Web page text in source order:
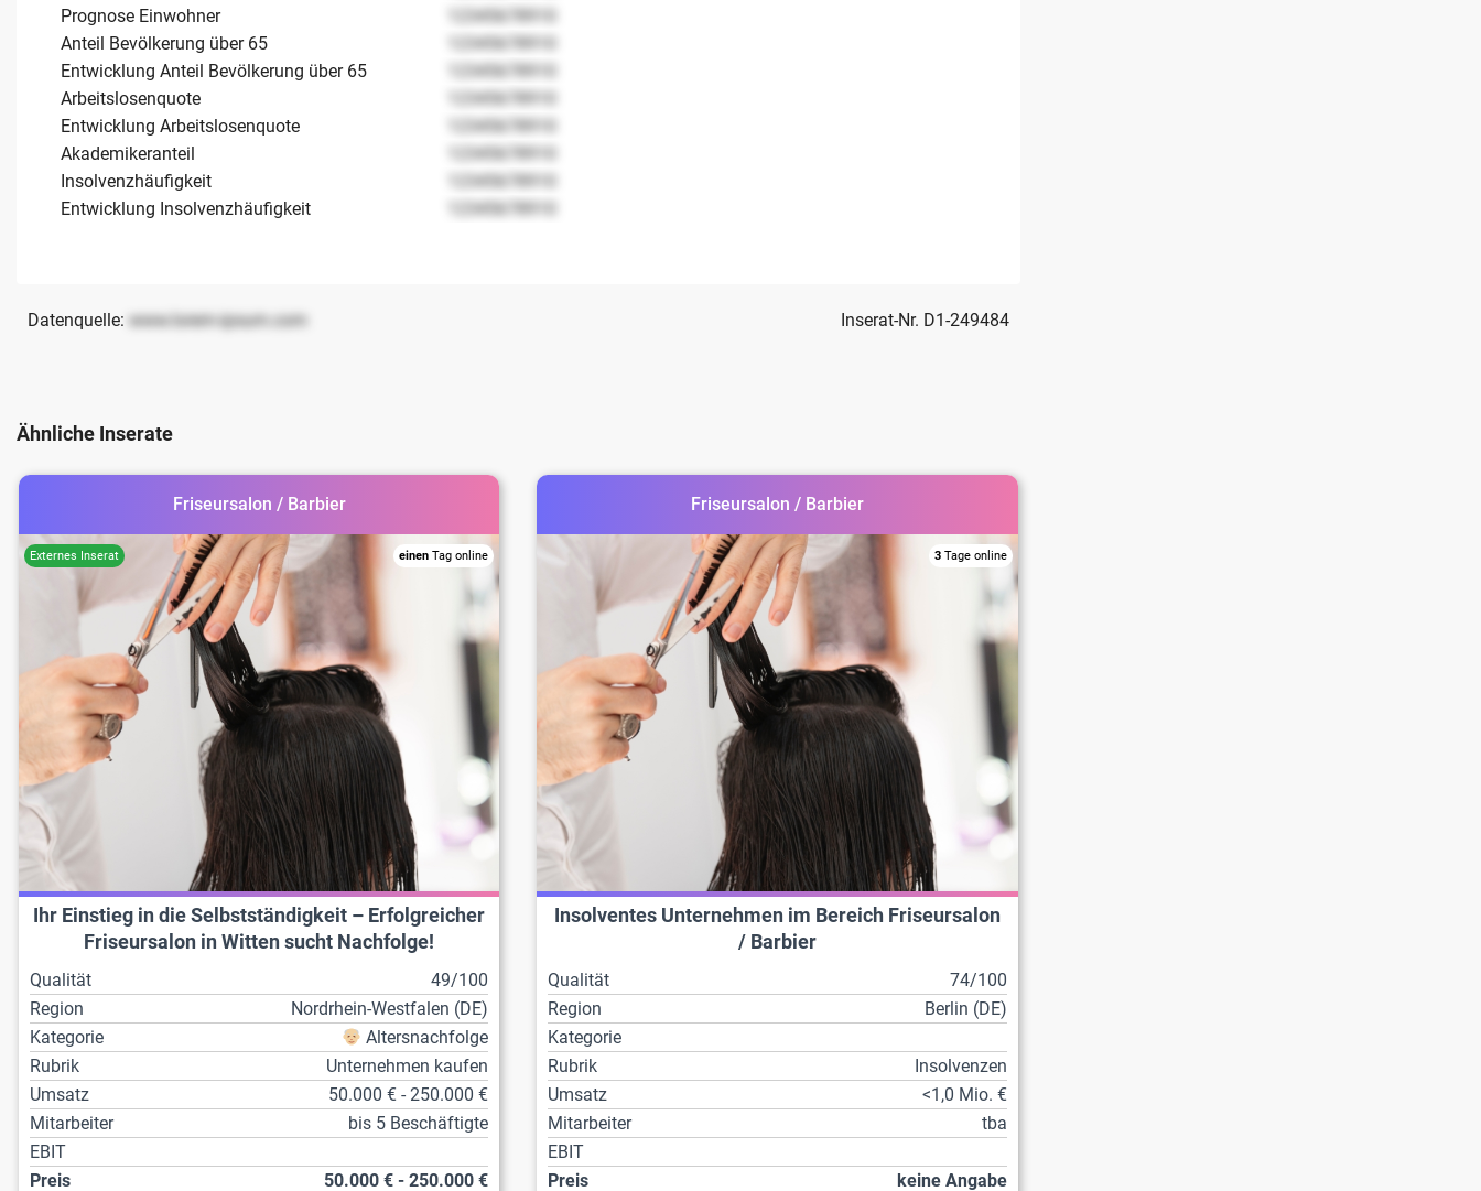
Prognose Einwohner
12345678910
Anteil Bevölkerung über 65
12345678910
Entwicklung Anteil Bevölkerung über 65
12345678910
Arbeitslosenquote
12345678910
Entwicklung Arbeitslosenquote
12345678910
Akademikeranteil
12345678910
Insolvenzhäufigkeit
12345678910
Entwicklung Insolvenzhäufigkeit
12345678910
Datenquelle: www.lorem-ipsum.com Inserat-Nr. D1-249484
Ähnliche Inserate
Friseursalon / Barbier
einen Tag online
Ihr Einstieg in die Selbstständigkeit – Erfolgreicher
Friseursalon in Witten sucht Nachfolge!
Qualität
49/100
Region
Nordrhein-Westfalen (DE)
Kategorie
Altersnachfolge
Rubrik
Unternehmen kaufen
Umsatz
50.000 € - 250.000 €
Mitarbeiter
bis 5 Beschäftigte
EBIT
Preis
50.000 € - 250.000 €
Friseursalon / Barbier
3Tage online
Insolventes Unternehmen im Bereich Friseursalon
/ Barbier
Qualität
74/100
Region
Berlin (DE)
Kategorie
Rubrik
Insolvenzen
Umsatz
<1,0 Mio. €
Mitarbeiter
tba
EBIT
Preis
keine Angabe